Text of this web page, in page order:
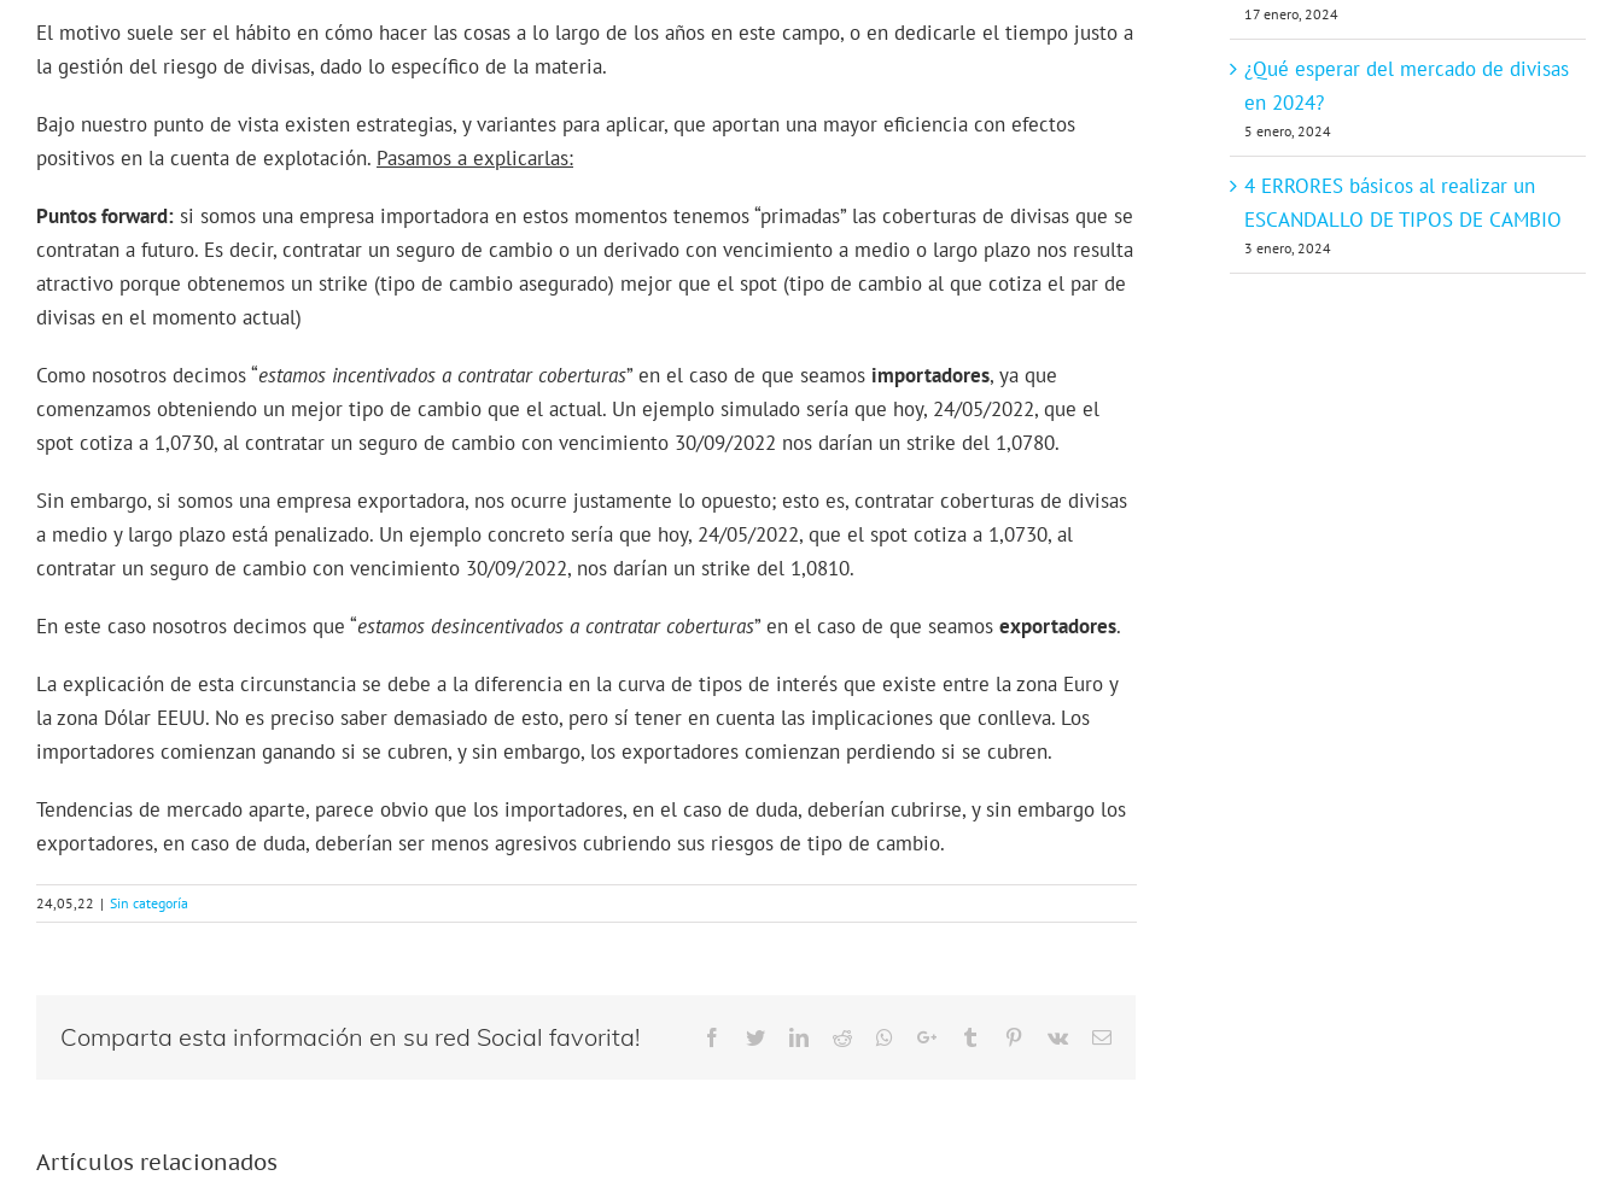
El motivo suele ser el hábito en cómo hacer las cosas a lo largo de los años en este campo, o en dedicarle el tiempo justo a
la gestión del riesgo de divisas, dado lo específico de la materia.
Bajo nuestro punto de vista existen estrategias, y variantes para aplicar, que aportan una mayor eficiencia con efectos
positivos en la cuenta de explotación. Pasamos a explicarlas:
Puntos forward: si somos una empresa importadora en estos momentos tenemos “primadas” las coberturas de divisas que se
contratan a futuro. Es decir, contratar un seguro de cambio o un derivado con vencimiento a medio o largo plazo nos resulta
atractivo porque obtenemos un strike (tipo de cambio asegurado) mejor que el spot (tipo de cambio al que cotiza el par de
divisas en el momento actual)
Como nosotros decimos “estamos incentivados a contratar coberturas” en el caso de que seamos importadores, ya que
comenzamos obteniendo un mejor tipo de cambio que el actual. Un ejemplo simulado sería que hoy, 24/05/2022, que el
spot cotiza a 1,0730, al contratar un seguro de cambio con vencimiento 30/09/2022 nos darían un strike del 1,0780.
Sin embargo, si somos una empresa exportadora, nos ocurre justamente lo opuesto; esto es, contratar coberturas de divisas
a medio y largo plazo está penalizado. Un ejemplo concreto sería que hoy, 24/05/2022, que el spot cotiza a 1,0730, al
contratar un seguro de cambio con vencimiento 30/09/2022, nos darían un strike del 1,0810.
En este caso nosotros decimos que “estamos desincentivados a contratar coberturas” en el caso de que seamos exportadores.
La explicación de esta circunstancia se debe a la diferencia en la curva de tipos de interés que existe entre la zona Euro y
la zona Dólar EEUU. No es preciso saber demasiado de esto, pero sí tener en cuenta las implicaciones que conlleva. Los
importadores comienzan ganando si se cubren, y sin embargo, los exportadores comienzan perdiendo si se cubren.
Tendencias de mercado aparte, parece obvio que los importadores, en el caso de duda, deberían cubrirse, y sin embargo los
exportadores, en caso de duda, deberían ser menos agresivos cubriendo sus riesgos de tipo de cambio.
24,05,22 | Sin categoría
Comparta esta información en su red Social favorita! Facebook
TwitterLinkedIn
Reddit Whatsapp
Google+Tumblr Pinterest
Vk Email
Artículos relacionados
17 enero, 2024
¿Qué esperar del mercado de divisas
en 2024?
5 enero, 2024
4 ERRORES básicos al realizar un
ESCANDALLO DE TIPOS DE CAMBIO
3 enero, 2024